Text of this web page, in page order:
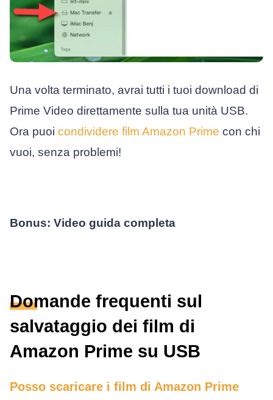
Una volta terminato, avrai tutti i tuoi download di
Prime Video direttamente sulla tua unità USB.
Ora puoi condividere film Amazon Prime con chi
vuoi, senza problemi!
Bonus: Video guida completa
Domande frequenti sul
salvataggio dei film di
Amazon Prime su USB
Posso scaricare i film di Amazon Prime